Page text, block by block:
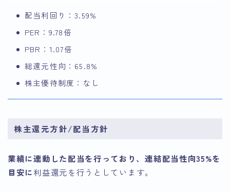
配当利回り：3.59%
PER：9.78倍
PBR：1.07倍
総還元性向：65.8%
株主優待制度：なし
株主還元方針/配当方針
業績に連動した配当を行っており、連結配当性向35%を
目安に利益還元を行うとしています。